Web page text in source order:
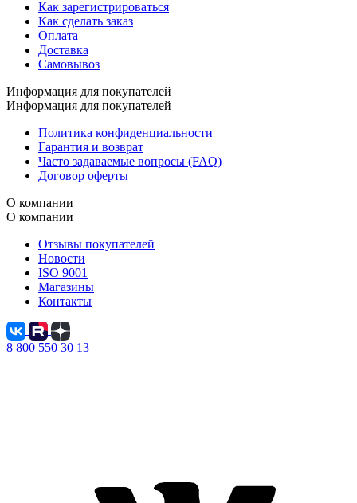
Как зарегистрироваться
Как сделать заказ
Оплата
Доставка
Самовывоз
Информация для покупателей
Информация для покупателей
Политика конфиденциальности
Гарантия и возврат
Часто задаваемые вопросы (FAQ)
Договор оферты
О компании
О компании
Отзывы покупателей
Новости
ISO 9001
Магазины
Контакты
8 800 550 30 13